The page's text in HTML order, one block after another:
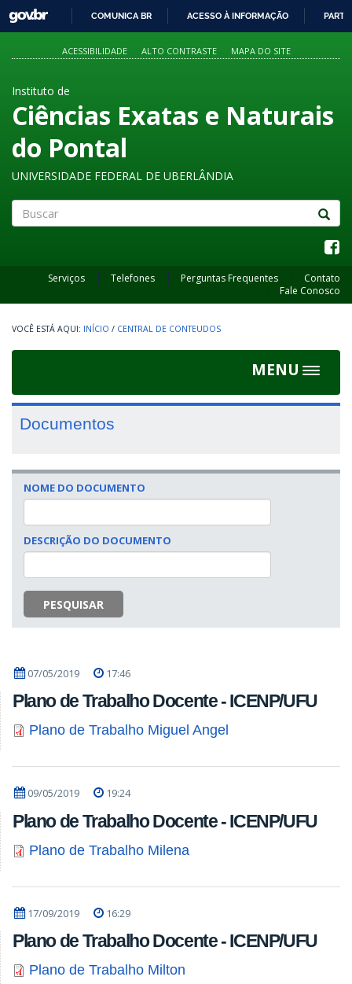
PARA
O
GOVBR
COMUNICA BR ACESSO À INFORMAÇÃO
ACESSIBILIDADE ALTO CONTRASTE MAPA DO SITE
Instituto de
Ciências Exatas e Naturais
do Pontal
UNIVERSIDADE FEDERAL DE UBERLÂNDIA
Serviços Telefones Perguntas Frequentes
Contato
Fale Conosco
INÍCIO / CENTRAL DE CONTEUDOS
MENU
Toggle
Documentos
NOME DO DOCUMENTO
DESCRIÇÃO DO DOCUMENTO
PESQUISAR
07/05/2019 17:46
Plano de Trabalho Docente - ICENP/UFU
Plano de Trabalho Miguel Angel
09/05/2019 19:24
Plano de Trabalho Docente - ICENP/UFU
Plano de Trabalho Milena
17/09/2019 16:29
Plano de Trabalho Docente - ICENP/UFU
Plano de Trabalho Milton